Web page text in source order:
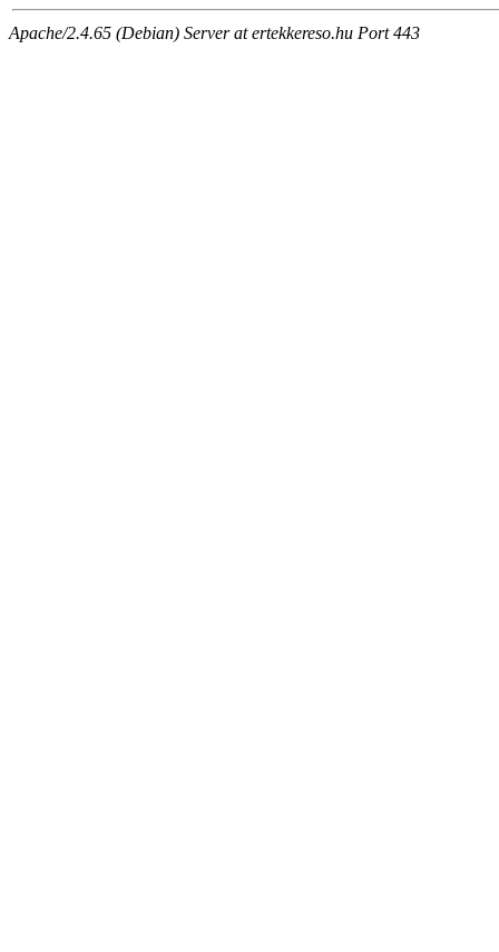
Apache/2.4.65 (Debian) Server at ertekkereso.hu Port 443